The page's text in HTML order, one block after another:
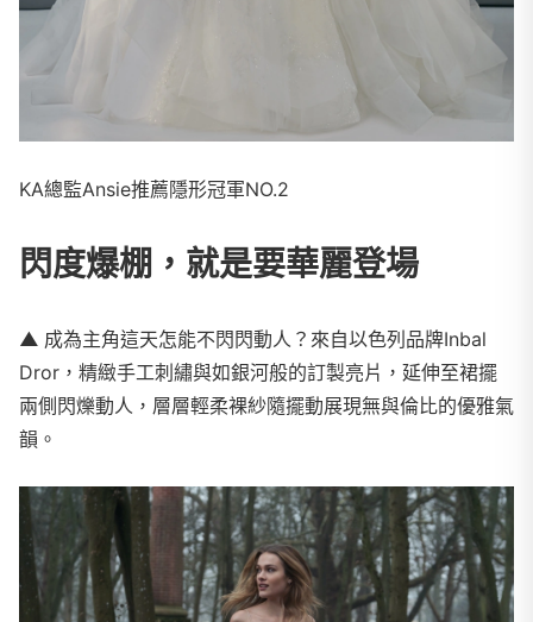
KA總監Ansie推薦隱形冠軍NO.2
閃度爆棚，就是要華麗登場
▲ 成為主角這天怎能不閃閃動人？來自以色列品牌Inbal
Dror，精緻手工刺繡與如銀河般的訂製亮片，延伸至裙擺
兩側閃爍動人，層層輕柔裸紗隨擺動展現無與倫比的優雅氣
韻。